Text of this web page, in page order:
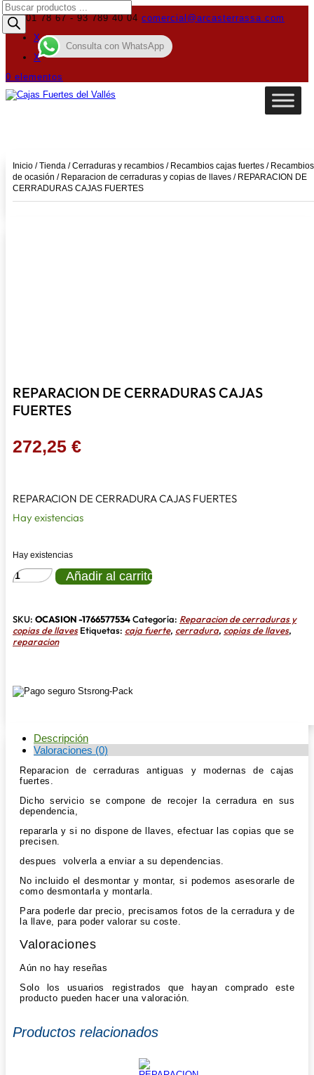
619 01 78 67 - 93 789 40 04 comercial@arcasterrassa.com
X
X
0 elementos
Búsqueda
de
productos
Inicio /Tienda /Cerraduras y recambios / Recambios cajas fuertes / Recambios
de ocasión / Reparacion de cerraduras y copias de llaves / REPARACION DE
CERRADURAS CAJAS FUERTES
REPARACION DE CERRADURAS CAJAS
FUERTES
272,25 €
REPARACION DE CERRADURA CAJAS FUERTES
Hay existencias
Hay existencias
REPARACION
DE
FUERTES
cantidad
Añadir al carrito
SKU: OCASION -1766577534Categoría: Reparacion de cerraduras y
copias de llaves Etiquetas: caja fuerte, cerradura, copias de llaves,
reparacion
Descripción
Valoraciones (0)
Reparacion de cerraduras antiguas y modernas de cajas
fuertes.
Dicho servicio se compone de recojer la cerradura en sus
dependencia,
repararla y si no dispone de llaves, efectuar las copias que se
precisen.
despues volverla a enviar a su dependencias.
No incluido el desmontar y montar, si podemos asesorarle de
como desmontarla y montarla.
Para poderle dar precio, precisamos fotos de la cerradura y de
la llave, para poder valorar su coste.
Valoraciones
Aún no hay reseñas
Solo los usuarios registrados que hayan comprado este
producto pueden hacer una valoración.
Productos relacionados
Consulta con WhatsApp